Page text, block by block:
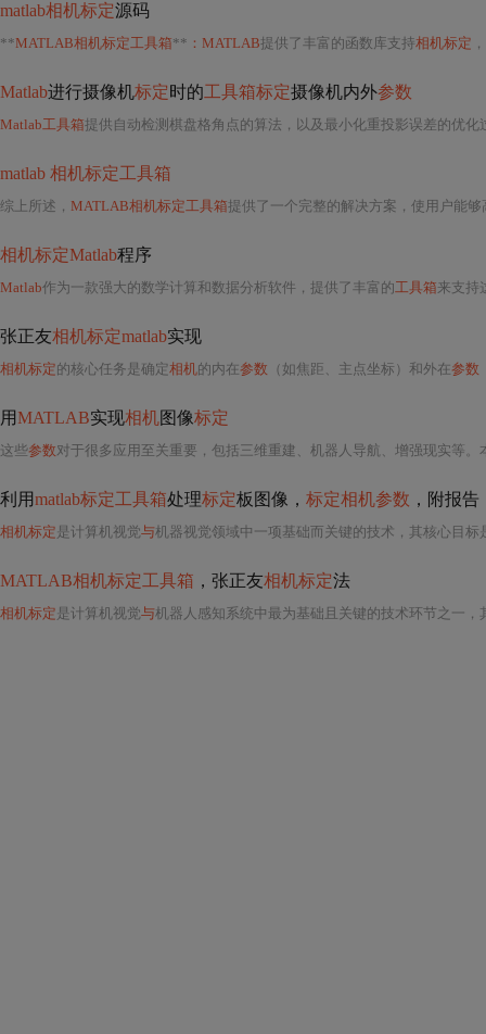
matlab相机标定源码
**MATLAB相机标定工具箱** ：MATLAB提供了丰富的函数库支持相机标定
Matlab进行摄像机标定时的工具箱标定摄像机内外参数
Matlab工具箱提供自动检测棋盘格角点的算法，以及最小化重投影误差的优化
matlab 相机标定工具箱
综上所述， MATLAB相机标定工具箱提供了一个完整的解决方案，使用户能够
相机标定Matlab程序
Matlab作为一款强大的数学计算和数据分析软件，提供了丰富的工具箱来支持
张正友相机标定matlab实现
相机标定的核心任务是确定相机的内在参数 （如焦距、主点坐标）和外在参数
用MATLAB实现相机图像标定
这些参数对于很多应用至关重要，包括三维重建、机器人导航、增强现实等。
利用matlab标定工具箱处理标定板图像， 标定相机参数 ，附报告
相机标定是计算机视觉与机器视觉领域中一项基础而关键的技术，其核心目标
MATLAB相机标定工具箱 ，张正友相机标定法
相机标定是计算机视觉与机器人感知系统中最为基础且关键的技术环节之一